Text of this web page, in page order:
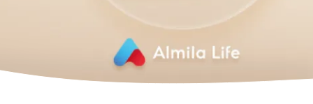
Dolaplar
Karyolalar